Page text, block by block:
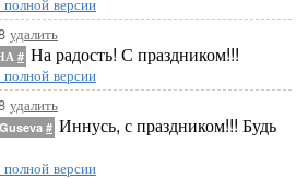
удалить
# На радость! С праздником!!!
версии
удалить
# Иннусь, с праздником!!! Будь
версии